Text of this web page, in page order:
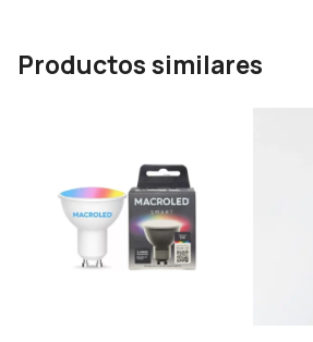
Productos similares